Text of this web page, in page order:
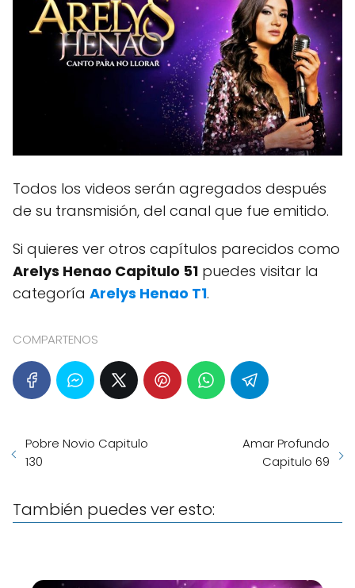
Todos los videos serán agregados después
de su transmisión, del canal que fue emitido.
Si quieres ver otros capítulos parecidos como
Arelys Henao Capitulo 51 puedes visitar la
categoría Arelys Henao T1.
COMPARTENOS
Pobre Novio Capitulo
130
Amar Profundo
Capitulo 69
También puedes ver esto: